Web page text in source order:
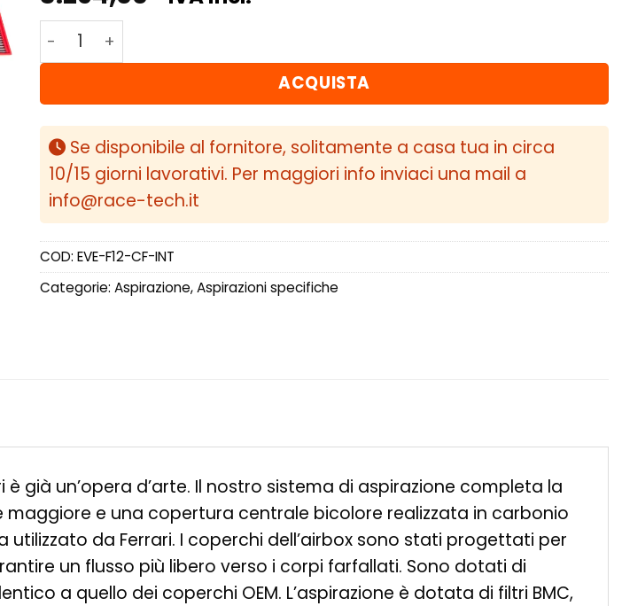
Eventuri aspirazione in carbonio Ferrari F12 Berlinetta quantità
ACQUISTA
Se disponibile al fornitore, solitamente a casa tua in circa
10/15 giorni lavorativi. Per maggiori info inviaci una mail a
info@race-tech.it
COD: EVE-F12-CF-INT
Categorie: Aspirazione,Aspirazioni specifiche
è già un’opera d’arte. Il nostro sistema di aspirazione completa la
maggiore e una copertura centrale bicolore realizzata in carbonio
da Ferrari. I coperchi dell’airbox sono stati progettati per
un flusso più libero verso i corpi farfallati. Sono dotati di
a quello dei coperchi OEM. L’aspirazione è dotata di filtri BMC,